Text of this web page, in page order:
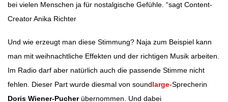
bei vielen Menschen ja für nostalgische Gefühle. “sagt Content-
Creator Anika Richter
Und wie erzeugt man diese Stimmung? Naja zum Beispiel kann
man mit weihnachtliche Effekten und der richtigen Musik arbeiten.
Im Radio darf aber natürlich auch die passende Stimme nicht
fehlen. Dieser Part wurde diesmal von soundlarge-Sprecherin
Doris Wiener-Pucher übernommen. Und dabei